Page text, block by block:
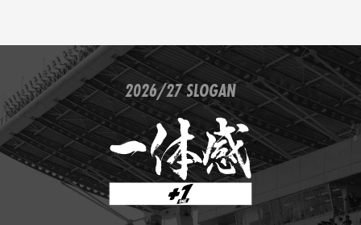
2026/27 SLOGAN